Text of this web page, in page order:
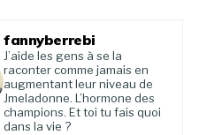
fannyberrebi
J’aide les gens à se la
raconter comme jamais en
augmentant leur niveau de
Jmeladonne. L’hormone des
champions. Et toi tu fais quoi
dans la vie ?